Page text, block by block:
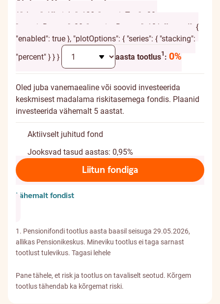
{ "chart": { "height": 120, "marginTop": -20,
"marginBottom": 20, "spacingBottom": 10 }, "legend": {
"enabled": true }, "plotOptions": { "series": { "stacking":
"percent" } } }
aasta tootlus1
Täiendav selgitus
: 0%
Oled juba vanemaealine või soovid investeerida
keskmisest madalama riskitasemega fondis. Plaanid
investeerida vähemalt 5 aastat.
Aktiivselt juhitud fond
Jooksvad tasud aastas: 0,95%
Liitun fondiga
Lähemalt fondist
1. Pensionifondi tootlus aasta baasil seisuga 29.05.2026,
allikas Pensionikeskus. Mineviku tootlus ei taga sarnast
tootlust tulevikus. Tagasi lehele
Pane tähele, et risk ja tootlus on tavaliselt seotud. Kõrgem
tootlus tähendab ka kõrgemat riski.